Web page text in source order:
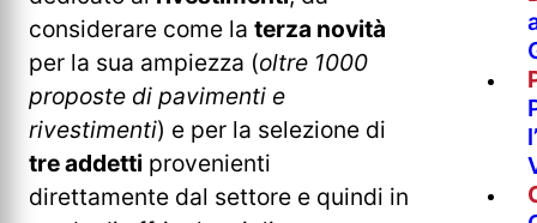
considerare come la terza novità
per la sua ampiezza (oltre 1000
proposte di pavimenti e
rivestimenti) e per la selezione di
tre addetti provenienti
direttamente dal settore e quindi in